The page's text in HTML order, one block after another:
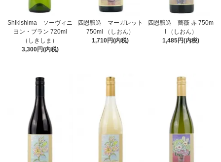
Shikishima ソーヴィニ
ヨン・ブラン 720ml
（しきしま）
3,300円(内税)
四恩醸造 マーガレット
750ml （しおん）
1,710円(内税)
四恩醸造 薔薇 赤 750m
l （しおん）
1,485円(内税)